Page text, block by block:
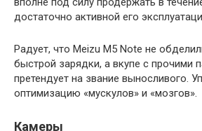
достаточно активной его
Радует, что Meizu M5 Note не
быстрой зарядки, а вкупе с прочими
претендует на звание выносливого.
оптимизацию «мускулов» и «мозгов».
Камеры